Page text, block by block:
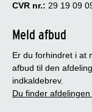
CVR nr.: 29 19 09
Meld afbud
Er du forhindret i at
afbud til den
indkaldebrev.
Du finder